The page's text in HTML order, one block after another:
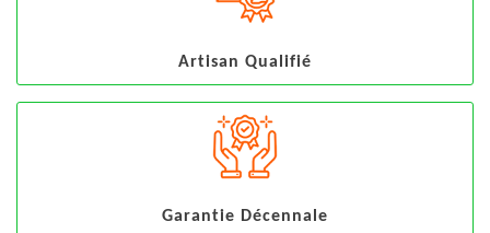
Artisan Qualifié
Garantie Décennale